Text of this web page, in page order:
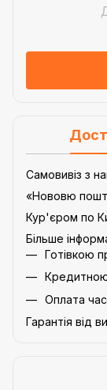
Самовивіз з
«Нововю
Кур'єром по
Більше
Готівкою
Оплата
Гарантія від